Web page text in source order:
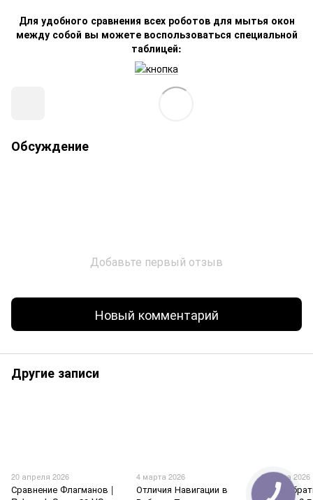
Для удобного сравнения всех роботов для мытья окон
между собой вы можете воспользоваться специальной
таблицей:
Обсуждение
Добавьте первый отзыв
Новый комментарий
Другие записи
20 апреля 2026
Сравнение Флагманов |
4 марта 2026
Отличия Навигации в
3 марта 2026
Как